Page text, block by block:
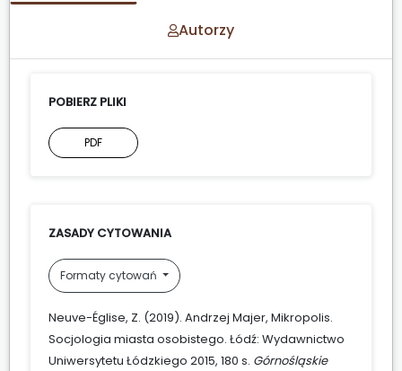
Autorzy
POBIERZ PLIKI
PDF
ZASADY CYTOWANIA
Formaty cytowań
Neuve-Église, Z. (2019). Andrzej Majer, Mikropolis.
Socjologia miasta osobistego. Łódź: Wydawnictwo
Uniwersytetu Łódzkiego 2015, 180 s. Górnośląskie